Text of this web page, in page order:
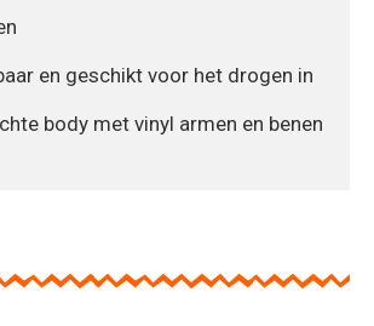
en geschikt voor het drogen in
body met vinyl armen en benen